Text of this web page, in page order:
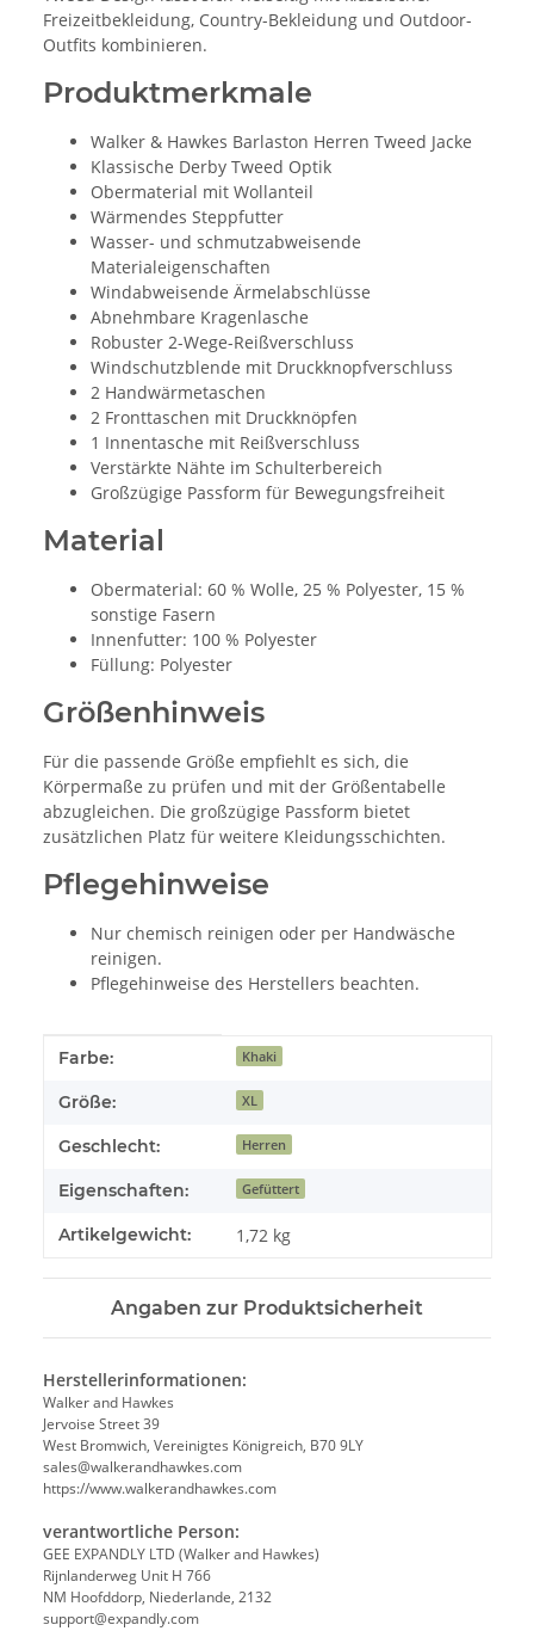
Freizeitbekleidung, Country-Bekleidung und Outdoor-
Outfits kombinieren.
Produktmerkmale
Walker & Hawkes Barlaston Herren Tweed Jacke
Klassische Derby Tweed Optik
Obermaterial mit Wollanteil
Wärmendes Steppfutter
Wasser- und schmutzabweisende
Materialeigenschaften
Windabweisende Ärmelabschlüsse
Abnehmbare Kragenlasche
Robuster 2-Wege-Reißverschluss
Windschutzblende mit Druckknopfverschluss
2 Handwärmetaschen
2 Fronttaschen mit Druckknöpfen
1 Innentasche mit Reißverschluss
Verstärkte Nähte im Schulterbereich
Großzügige Passform für Bewegungsfreiheit
Material
Obermaterial: 60 % Wolle, 25 % Polyester, 15 %
sonstige Fasern
Innenfutter: 100 % Polyester
Füllung: Polyester
Größenhinweis
Für die passende Größe empfiehlt es sich, die
Körpermaße zu prüfen und mit der Größentabelle
abzugleichen. Die großzügige Passform bietet
zusätzlichen Platz für weitere Kleidungsschichten.
Pflegehinweise
Nur chemisch reinigen oder per Handwäsche
reinigen.
Pflegehinweise des Herstellers beachten.
Produkteigenschaft
Wert
Farbe: Khaki
Größe: XL
Geschlecht: Herren
Eigenschaften: Gefüttert
Artikelgewicht: 1,72 kg
Angaben zur Produktsicherheit
Herstellerinformationen:
Walker and Hawkes
Jervoise Street 39
West Bromwich, Vereinigtes Königreich, B70 9LY
sales@walkerandhawkes.com
https://www.walkerandhawkes.com
verantwortliche Person:
GEE EXPANDLY LTD (Walker and Hawkes)
Rijnlanderweg Unit H 766
NM Hoofddorp, Niederlande, 2132
support@expandly.com